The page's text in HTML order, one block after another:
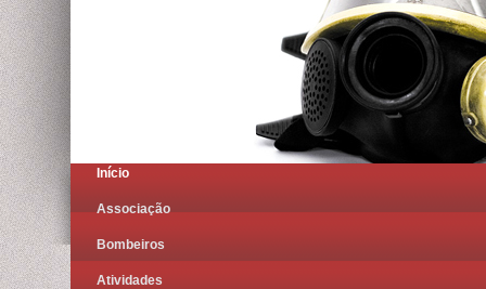
Início
Associação
Bombeiros
Atividades